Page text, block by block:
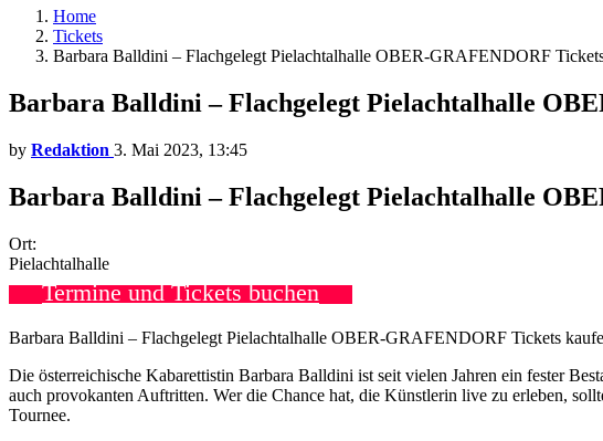
Home
Tickets
Barbara Balldini – Flachgelegt Pielachtalhalle OBER-GRAFENDORF
Barbara Balldini – Flachgelegt Pielachtalhalle
by Redaktion 3. Mai 2023, 13:45
Barbara Balldini – Flachgelegt Pielachtalhalle
Ort:
Pielachtalhalle
Termine und Tickets buchen
Barbara Balldini – Flachgelegt Pielachtalhalle OBER-GRAFENDORF Tickets
Die österreichische Kabarettistin Barbara Balldini ist seit vielen Jahren ein fester
auch provokanten Auftritten. Wer die Chance hat, die Künstlerin live zu erleben,
Tournee.